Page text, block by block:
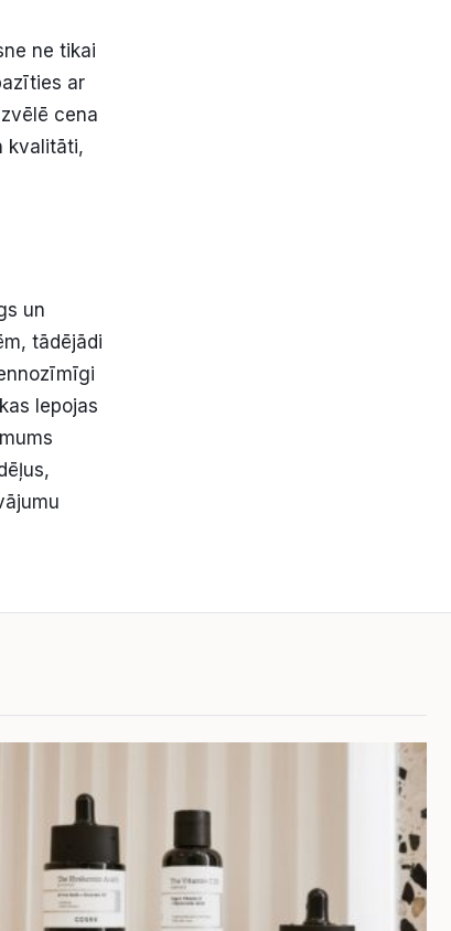
ne tikai
ar
cena
kvalitāti,
un
tādējādi
lepojas